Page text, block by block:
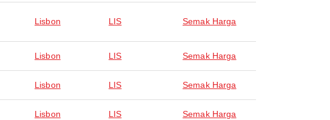
Lisbon LIS Semak Harga
Lisbon LIS Semak Harga
Lisbon LIS Semak Harga
Lisbon LIS Semak Harga